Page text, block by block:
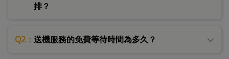
排？
Q2： 送機服務的免費等待時間為多久？